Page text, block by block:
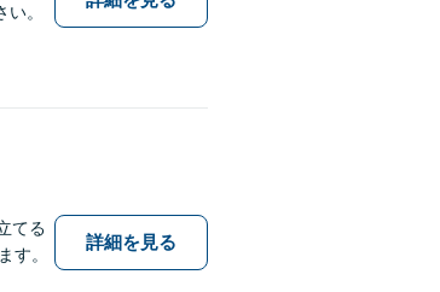
。
てる
す。
詳細を見る